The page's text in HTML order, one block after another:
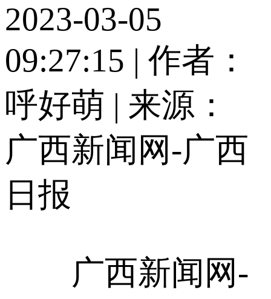
2023-03-05
09:27:15 | 作者：
呼好萌 | 来源：
广西新闻网-广西
日报
广西新闻网-